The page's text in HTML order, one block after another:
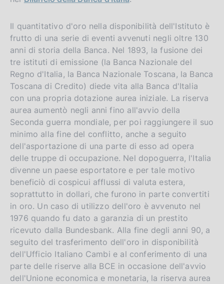
Il quantitativo d'oro nella disponibilità dell'Istituto è
frutto di una serie di eventi avvenuti negli oltre 130
anni di storia della Banca. Nel 1893, la fusione dei
tre istituti di emissione (la Banca Nazionale del
Regno d'Italia, la Banca Nazionale Toscana, la Banca
Toscana di Credito) diede vita alla Banca d'Italia
con una propria dotazione aurea iniziale. La riserva
aurea aumentò negli anni fino all'avvio della
Seconda guerra mondiale, per poi raggiungere il suo
minimo alla fine del conflitto, anche a seguito
dell'asportazione di una parte di esso ad opera
delle truppe di occupazione. Nel dopoguerra, l'Italia
divenne un paese esportatore e per tale motivo
beneficiò di cospicui afflussi di valuta estera,
soprattutto in dollari, che furono in parte convertiti
in oro. Un caso di utilizzo dell'oro è avvenuto nel
1976 quando fu dato a garanzia di un prestito
ricevuto dalla Bundesbank. Alla fine degli anni 90, a
seguito del trasferimento dell'oro in disponibilità
dell'Ufficio Italiano Cambi e al conferimento di una
parte delle riserve alla BCE in occasione dell'avvio
dell'Unione economica e monetaria, la riserva aurea